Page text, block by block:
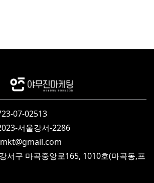
07-02513
서울강서-2286
서구 마곡중앙로165, 1010호(마곡동,프